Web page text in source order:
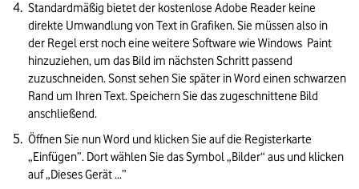
Standardmäßig bietet der kostenlose Adobe Reader keine
direkte Umwandlung von Text in Grafiken. Sie müssen also in
der Regel erst noch eine weitere Software wie Windows  Paint
hinzuziehen, um das Bild im nächsten Schritt passend
zuzuschneiden. Sonst sehen Sie später in Word einen schwarzen
Rand um Ihren Text. Speichern Sie das zugeschnittene Bild
anschließend.
Öffnen Sie nun Word und klicken Sie auf die Registerkarte
„Einfügen”. Dort wählen Sie das Symbol „Bilder“ aus und klicken
auf „Dieses Gerät ...”